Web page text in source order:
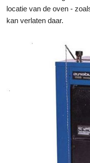
locatie van de oven -
kan verlaten daar.